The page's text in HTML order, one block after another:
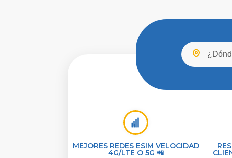
MEJORES REDES ESIM VELOCIDAD
4G/LTE O 5G 📲